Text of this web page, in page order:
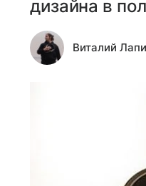
дизайна в
Виталий